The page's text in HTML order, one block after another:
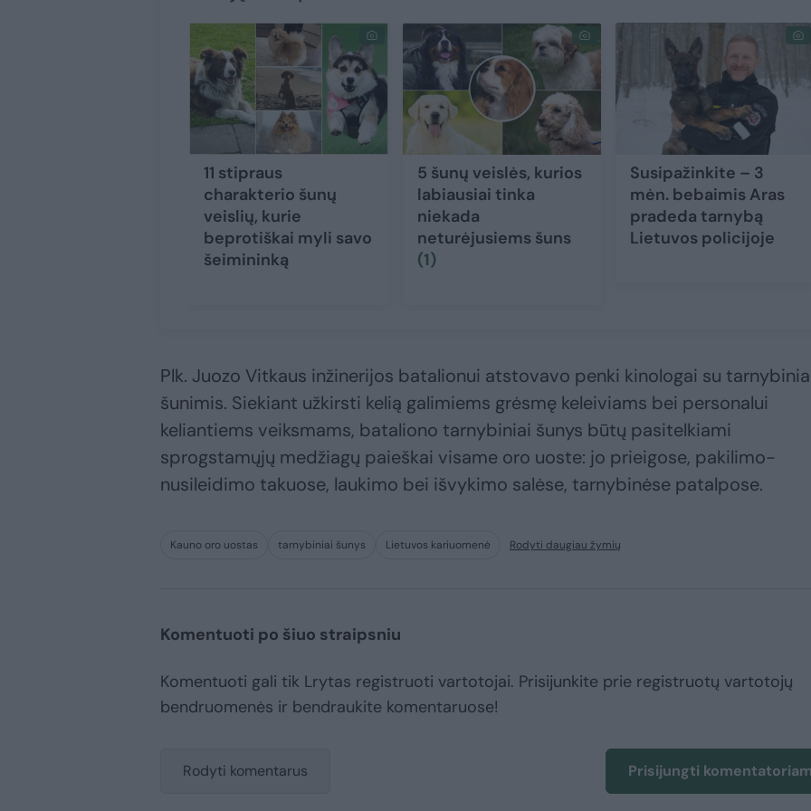
11 stipraus
charakterio šunų
veislių, kurie
beprotiškai myli savo
šeimininką
5 šunų veislės, kurios
labiausiai tinka
niekada
neturėjusiems šuns
(1)
Susipažinkite – 3
mėn. bebaimis Aras
pradeda tarnybą
Lietuvos policijoje
Plk. Juozo Vitkaus inžinerijos batalionui atstovavo penki kinologai su
šunimis. Siekiant užkirsti kelią galimiems grėsmę keleiviams bei personalui
keliantiems veiksmams, bataliono tarnybiniai šunys būtų pasitelkiami
sprogstamųjų medžiagų paieškai visame oro uoste: jo prieigose, pakilimo-
nusileidimo takuose, laukimo bei išvykimo salėse, tarnybinėse patalpose.
Kauno oro uostas tarnybiniai šunys Lietuvos kariuomenė Rodyti daugiau žymių
Komentuoti po šiuo straipsniu
Komentuoti gali tik Lrytas registruoti vartotojai. Prisijunkite prie registruotų vartotojų
bendruomenės ir bendraukite komentaruose!
Rodyti komentarus Prisijungti